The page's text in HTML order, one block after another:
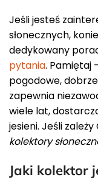
Jeśli jesteś
słonecznych,
dedykowany
pytania. Pamiętaj
pogodowe,
zapewnia
wiele lat,
jesieni. Jeśli
kolektory
Jaki kolektor